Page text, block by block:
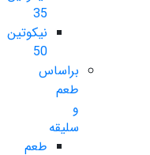
35
نیکوتین
50
براساس
طعم
و
سلیقه
طعم